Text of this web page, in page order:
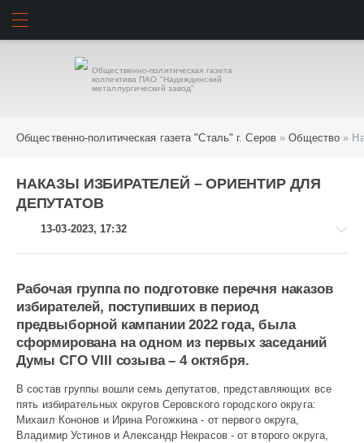
Общественно-политическая газета
коллектива ПАО "Надеждинский
металлургический завод"
Общественно-политическая газета "Сталь" г. Серов »Общество »
НАКАЗЫ ИЗБИРАТЕЛЕЙ – ОРИЕНТИР ДЛЯ
ДЕПУТАТОВ
13-03-2023, 17:32
Общество
838
Рабочая группа по подготовке перечня наказов
избирателей, поступивших в период
предвыборной кампании 2022 года, была
сформирована на одном из первых заседаний
Думы СГО VIII созыва – 4 октября.
В состав группы вошли семь депутатов, представляющих все
пять избирательных округов Серовского городского округа:
Михаил Кононов и Ирина Рогожкина - от первого округа,
Владимир Устинов и Александр Некрасов - от второго округа,